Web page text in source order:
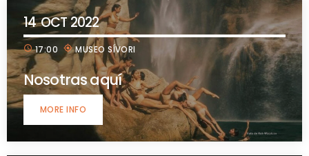
14 OCT 2022
schedule 17:00 my_location MUSEO SÍVORI
Nosotras aquí
MORE INFO